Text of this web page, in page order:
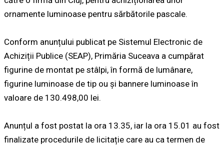
ornamente luminoase pentru sărbătorile pascale.
Conform anunțului publicat pe Sistemul Electronic de
Achiziții Publice (SEAP), Primăria Suceava a cumpărat
figurine de montat pe stâlpi, în formă de lumânare,
figurine luminoase de tip ou și bannere luminoase în
valoare de 130.498,00 lei.
Anunțul a fost postat la ora 13.35, iar la ora 15.01 au fost
finalizate procedurile de licitație care au ca termen de